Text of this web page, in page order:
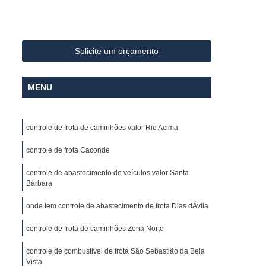
Controle de Combustivel de Frota
Horizonte
Controle de Frota Minas Gerais
Empresa de Rastreador de Veiculo
Empresa de Rastreamento de Carro
Empresa de Rastreamento de Veículo
de Veículos
Gerenciamento de Frota
Gerenciamento de Frota Caminhões
Gerenciamento de Frota de Carros
Solicite um orçamento
MENU
controle de frota de caminhões valor Rio Acima
controle de frota Caconde
controle de abastecimento de veículos valor Santa
Bárbara
onde tem controle de abastecimento de frota Dias dÁvila
controle de frota de caminhões Zona Norte
controle de combustivel de frota São Sebastião da Bela
Vista